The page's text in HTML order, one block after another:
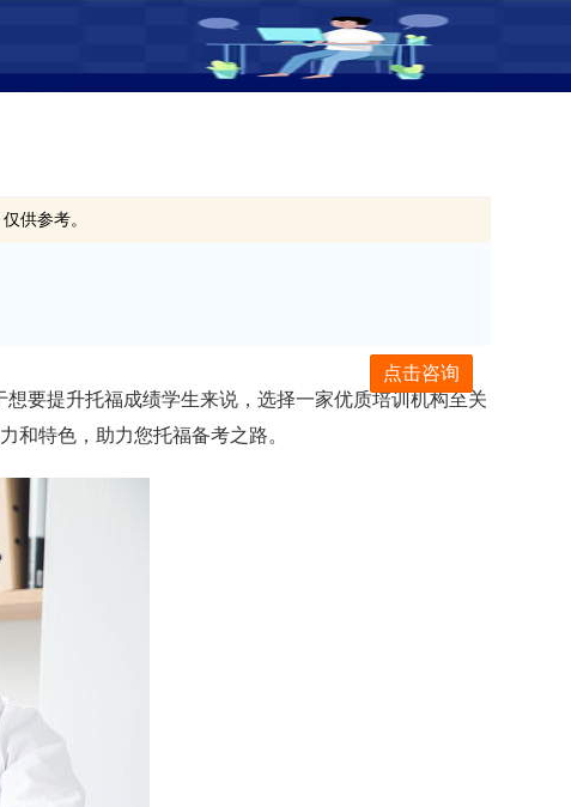
供参考。
点击咨询
要提升托福成绩学生来说，选择一家优质培训机构至关
和特色，助力您托福备考之路。